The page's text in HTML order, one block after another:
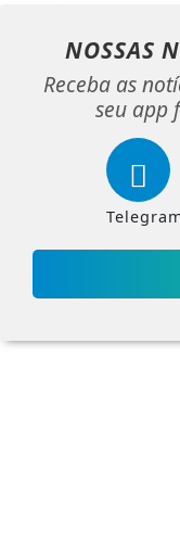
NOSSAS
Receba as
seu app